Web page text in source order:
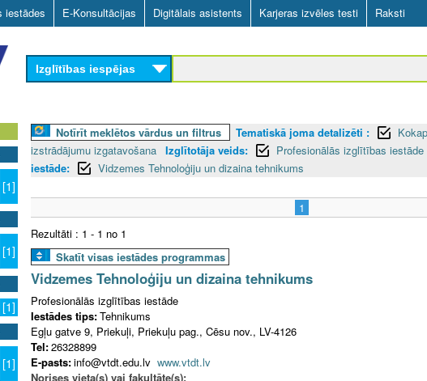
Skip
to
main
content
iestādes E-Konsultācijas Digitālais asistents Karjeras izvēles testi Raksti
Izglītības iespējas
[1]
[1]
[1]
[1]
Notīrīt meklētos vārdus un filtrus Tematiskā joma detalizēti :
izstrādājumu izgatavošana Izglītotāja veids: Profesionālās izglītības iestāde
iestāde:
Vidzemes Tehnoloģiju un dizaina tehnikums
1
Rezultāti : 1 - 1 no 1
Skatīt visas iestādes programmas
Vidzemes Tehnoloģiju un dizaina tehnikums
Profesionālās izglītības iestāde
Iestādes tips:Tehnikums
Egļu gatve 9, Priekuļi, Priekuļu pag., Cēsu nov., LV-4126
Tel:26328899
E-pasts:info@vtdt.edu.lv www.vtdt.lv
Norises vieta(s) vai fakultāte(s):